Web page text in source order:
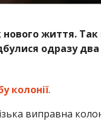
життя. Так
одразу
колонії.
виправна